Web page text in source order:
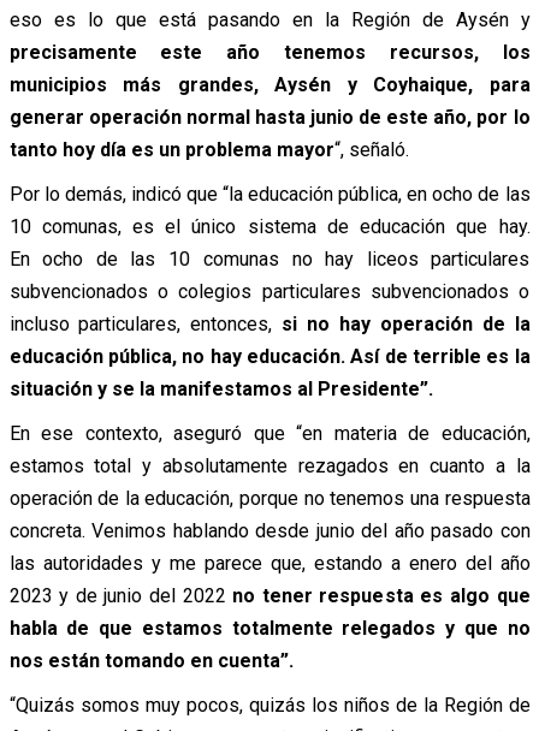
eso es lo que está pasando en la Región de Aysén y
precisamente este año tenemos recursos, los
municipios más grandes, Aysén y Coyhaique, para
generar operación normal hasta junio de este año, por lo
tanto hoy día es un problema mayor“, señaló.
Por lo demás, indicó que “la educación pública, en ocho de las
10 comunas, es el único sistema de educación que hay.
En ocho de las 10 comunas no hay liceos particulares
subvencionados o colegios particulares subvencionados o
incluso particulares, entonces, si no hay operación de la
educación pública, no hay educación. Así de terrible es la
situación y se la manifestamos al Presidente”.
En ese contexto, aseguró que “en materia de educación,
estamos total y absolutamente rezagados en cuanto a la
operación de la educación, porque no tenemos una respuesta
concreta. Venimos hablando desde junio del año pasado con
las autoridades y me parece que, estando a enero del año
2023 y de junio del 2022 no tener respuesta es algo que
habla de que estamos totalmente relegados y que no
nos están tomando en cuenta”.
“Quizás somos muy pocos, quizás los niños de la Región de